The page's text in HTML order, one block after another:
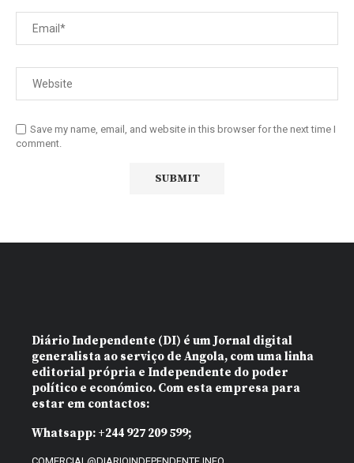
Save my name, email, and website in this browser for the next time I
comment.
Diário Independente (DI) é um Jornal digital
generalista ao serviço de Angola, com uma linha
editorial própria e Independente do poder
político e económico. Com esta empresa para
estar em contactos:
Whatsapp: +244 927 209 599;